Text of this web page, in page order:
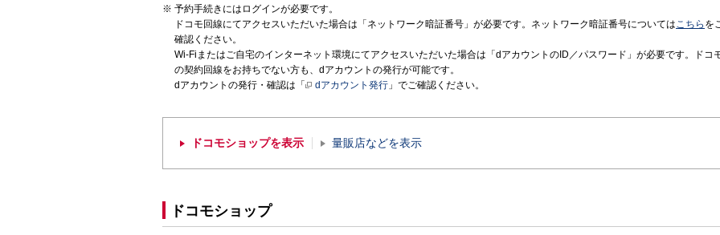
予約手続きにはログインが必要です。
ドコモ回線にてアクセスいただいた場合は「ネットワーク暗証番号」が必要です。ネットワーク暗証番号についてはこちら を
確認ください。
Wi-Fiまたはご自宅のインターネット環境にてアクセスいただいた場合は「dアカウントのID／パスワード」が必要です。ドコ
の契約回線をお持ちでない方も、dアカウントの発行が可能です。
dアカウントの発行・確認は「
dアカウント発行 」でご確認ください。
ドコモショップを表示 量販店などを表示
ドコモショップ